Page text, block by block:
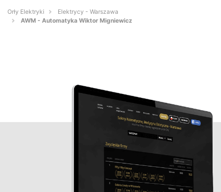
Orły Elektryki
Elektrycy - Warszawa
AWM - Automatyka Wiktor Migniewicz